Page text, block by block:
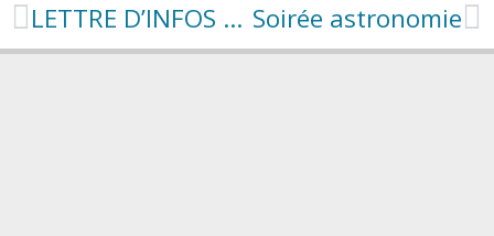
LETTRE D’INFOS N°6 Soirée astronomie